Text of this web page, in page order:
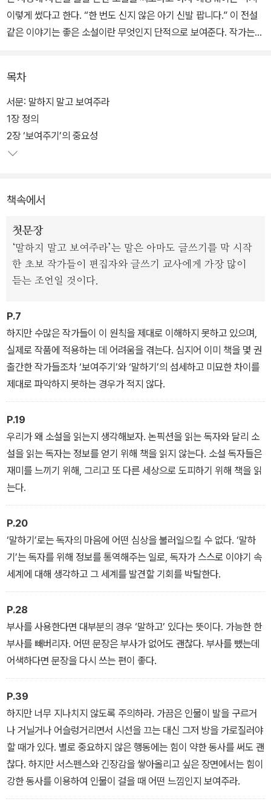
이렇게 썼다고 한다. “한 번도 신지 않은 아기 신발 팝니다.” 이 전설
같은 이야기는 좋은 소설이란 무엇인지 단적으로 보여준다. 작가는
감하게 만들었다. 게다가 군더더기 없이 간결하게 썼다. 이것이 ‘보여
주기’다.
‘말하지 말고 보여주라’는 문학을 좋아하거나 글을 쓰는 사람이라면
한번쯤 들어본 조언일 것이다. 아마존 베스트셀러 1위 작가이자 편집
고 말한다. 이 책은 샌드라 거스가 지금까지 써온 숱한 베스트셀러와
섬세하고도 미묘한 차이를 명쾌하게 설명한다. 나아가 당장이라도 내
글을 고칠 수 있도록 현실적인 수정 방법 및 글쓰기 훈련법을 소개한
다.
반드시 ‘보여주어야’ 하는지, 어떻게 ‘보여줄’ 수 있는지 체계적으로
정리한다. 인물의 성격은 어떻게 드러내야 할까? 서스펜스는 어떻게
쌓아올리고, 대화에서 절대 쓰면 안 되는 말은 무엇일까? 형용사와
부사는 왜 빼는 게 좋을까? 세계관을 이해하기 위한 정보는 어느 타
이밍에 흘려 넣어야 효과적일까? 이 책을 곁에 두고 내 글을 한 문장,
한 문장 고쳐보자. 두근거리며 읽었던 나의 인생 소설처럼 내 글도 작
품이 될 수 있다. 말하지 말고, 압도하라!
목차
서문: 말하지 말고 보여주라
1장 정의
2장 ‘보여주기’의 중요성
책속에서
첫문장
‘말하지 말고 보여주라’는 말은 아마도 글쓰기를 막 시작
한 초보 작가들이 편집자와 글쓰기 교사에게 가장 많이
듣는 조언일 것이다.
P.7
하지만 수많은 작가들이 이 원칙을 제대로 이해하지 못하고 있으며,
실제로 작품에 적용하는 데 어려움을 겪는다. 심지어 이미 책을 몇 권
출간한 작가들조차 ‘보여주기’와 ‘말하기’의 섬세하고 미묘한 차이를
제대로 파악하지 못하는 경우가 적지 않다.
P.19
우리가 왜 소설을 읽는지 생각해보자. 논픽션을 읽는 독자와 달리 소
설을 읽는 독자는 정보를 얻기 위해 책을 읽지 않는다. 소설 독자들은
재미를 느끼기 위해, 그리고 또 다른 세상으로 도피하기 위해 책을 읽
는다.
P.20
‘말하기’로는 독자의 마음에 어떤 심상을 불러일으킬 수 없다. ‘말하
기’는 독자를 위해 정보를 통역해주는 일로, 독자가 스스로 이야기 속
세계에 대해 생각하고 그 세계를 발견할 기회를 박탈한다.
P.28
부사를 사용한다면 대부분의 경우 ‘말하고’ 있다는 뜻이다. 가능한 한
부사를 빼버리자. 어떤 문장은 부사가 없어도 괜찮다. 부사를 뺐는데
어색하다면 문장을 다시 쓰는 편이 좋다.
P.39
하지만 너무 지나치지 않도록 주의하라. 가끔은 인물이 발을 구르거
나 거닐거나 어슬렁거리면서 시선을 끄는 대신 그저 방을 가로질러야
할 때가 있다. 별로 중요하지 않은 행동에는 힘이 약한 동사를 써도 괜
찮다. 하지만 서스펜스와 긴장감을 쌓아올리고 싶은 장면에서는 힘이
강한 동사를 이용하여 인물이 걸을 때 어떤 느낌인지 보여주라.